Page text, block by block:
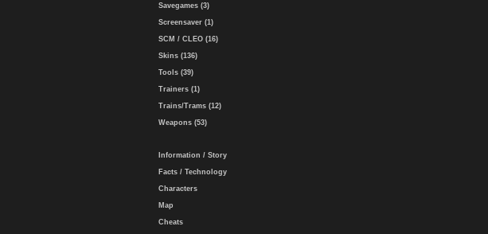
Savegames (3)
Screensaver (1)
SCM / CLEO (16)
Skins (136)
Tools (39)
Trainers (1)
Trains/Trams (12)
Weapons (53)
Information / Story
Facts / Technology
Characters
Map
Cheats